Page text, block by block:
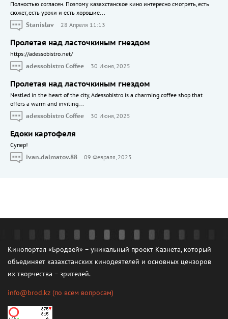
Полностью согласен. Поэтому казахстанское кино интересно смотреть, есть
сюжет, есть уроки и есть хорошие...
Stanislav
28 Апреля 11:13
Пролетая над ласточкиным гнездом
https://adessobistro.net/
adessobistro Coffee
30 Июня, 2025
Пролетая над ласточкиным гнездом
Nestled in the heart of the city, Adessobistro is a charming coffee shop that
offers a warm and inviting...
adessobistro Coffee
30 Июня, 2025
Едоки картофеля
Cупер!
ivan.dalmatov.88
09 Февраля, 2025
Кинопортал «Бродвей» – уникальный проект Казнета, который
объединяет казахстанских кинодеятелей и основных цензоров
их творчества – зрителей.
info@brod.kz (по всем вопросам)